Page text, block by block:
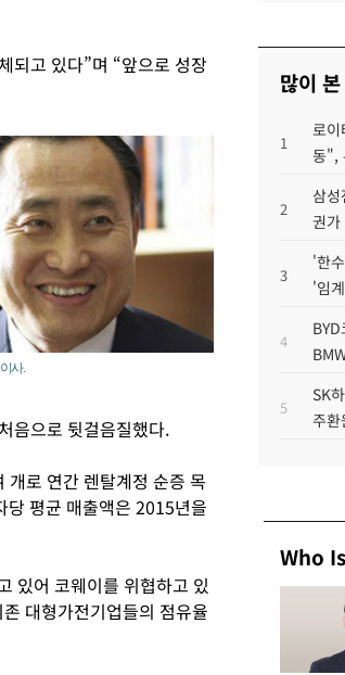
되고 있다”며 “앞으로 성장
사.
음으로 뒷걸음질했다.
로 연간 렌탈계정 순증 목
당 평균 매출액은 2015년을
있어 코웨이를 위협하고 있
대형가전기업들의 점유율
많이
1
로이
동",
2
삼성
권
3
'한
'임
4
5
SK
주환
Who